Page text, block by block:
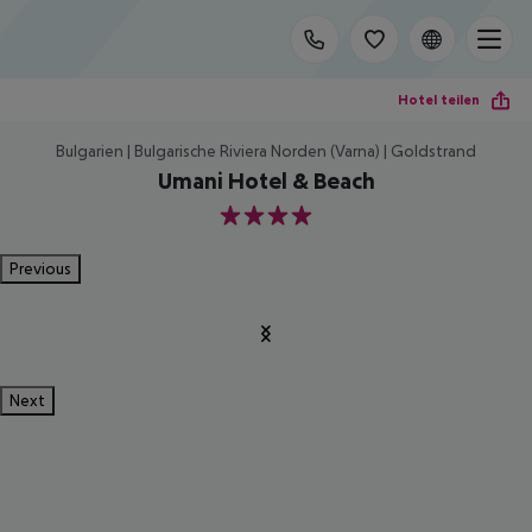
Hotel teilen
Bulgarien | Bulgarische Riviera Norden (Varna) | Goldstrand
Umani Hotel & Beach
4
Previous
Next